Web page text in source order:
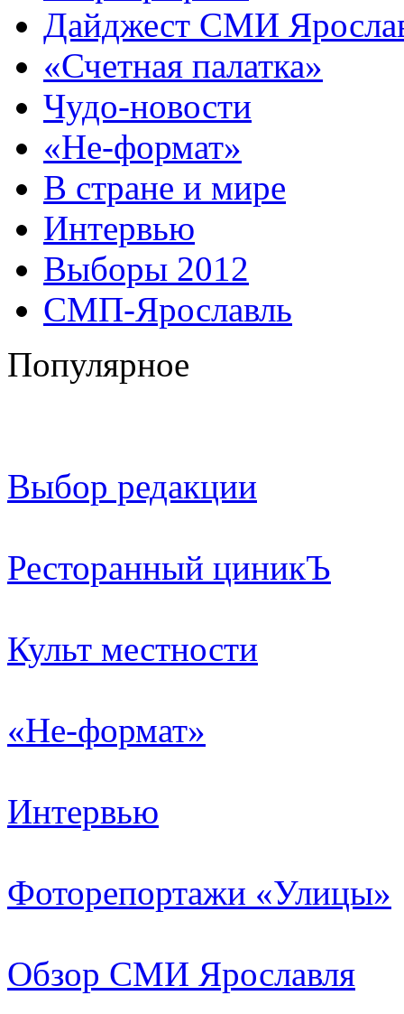
Дайджест СМИ
«Счетная палатка»
Чудо-новости
«Не-формат»
В стране и мире
Интервью
Выборы 2012
СМП-Ярославль
Популярное
Выбор редакции
Ресторанный циникЪ
Культ местности
«Не-формат»
Интервью
Фоторепортажи «Улицы»
Обзор СМИ Ярославля